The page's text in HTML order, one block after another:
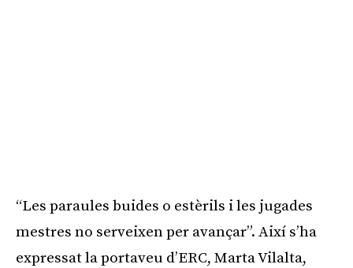
“Les paraules buides o estèrils i les jugades
mestres no serveixen per avançar”. Així s’ha
expressat la portaveu d’ERC, Marta Vilalta,